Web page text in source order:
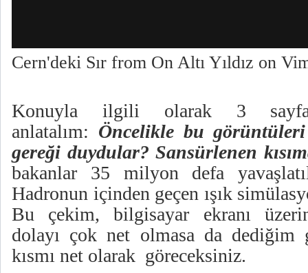
Cern'deki Sır from On Altı Yıldız on
Konuyla ilgili olarak 3
anlatalım: Öncelikle bu
gereği duydular? Sansürlenen
bakanlar 35 milyon defa
Hadronun içinden geçen ışık
Bu çekim, bilgisayar ekranı
dolayı çok net olmasa da
kısmı net olarak göreceksiniz.